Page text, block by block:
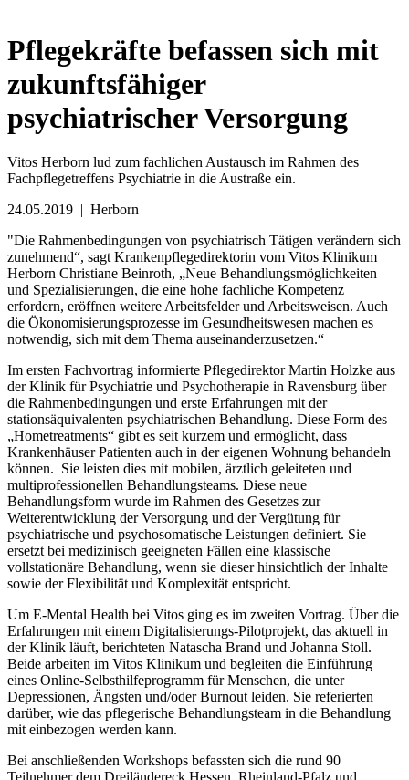
Pflegekräfte befassen sich mit
zukunftsfähiger
psychiatrischer Versorgung
Vitos Herborn lud zum fachlichen Austausch im Rahmen des
Fachpflegetreffens Psychiatrie in die Austraße ein.
24.05.2019 | Herborn
"Die Rahmenbedingungen von psychiatrisch Tätigen verändern sich
zunehmend“, sagt Krankenpflegedirektorin vom Vitos Klinikum
Herborn Christiane Beinroth, „Neue Behandlungsmöglichkeiten
und Spezialisierungen, die eine hohe fachliche Kompetenz
erfordern, eröffnen weitere Arbeitsfelder und Arbeitsweisen. Auch
die Ökonomisierungsprozesse im Gesundheitswesen machen es
notwendig, sich mit dem Thema auseinanderzusetzen.“
Im ersten Fachvortrag informierte Pflegedirektor Martin Holzke aus
der Klinik für Psychiatrie und Psychotherapie in Ravensburg über
die Rahmenbedingungen und erste Erfahrungen mit der
stationsäquivalenten psychiatrischen Behandlung. Diese Form des
„Hometreatments“ gibt es seit kurzem und ermöglicht, dass
Krankenhäuser Patienten auch in der eigenen Wohnung behandeln
können. Sie leisten dies mit mobilen, ärztlich geleiteten und
multiprofessionellen Behandlungsteams. Diese neue
Behandlungsform wurde im Rahmen des Gesetzes zur
Weiterentwicklung der Versorgung und der Vergütung für
psychiatrische und psychosomatische Leistungen definiert. Sie
ersetzt bei medizinisch geeigneten Fällen eine klassische
vollstationäre Behandlung, wenn sie dieser hinsichtlich der Inhalte
sowie der Flexibilität und Komplexität entspricht.
Um E-Mental Health bei Vitos ging es im zweiten Vortrag. Über die
Erfahrungen mit einem Digitalisierungs-Pilotprojekt, das aktuell in
der Klinik läuft, berichteten Natascha Brand und Johanna Stoll.
Beide arbeiten im Vitos Klinikum und begleiten die Einführung
eines Online-Selbsthilfeprogramm für Menschen, die unter
Depressionen, Ängsten und/oder Burnout leiden. Sie referierten
darüber, wie das pflegerische Behandlungsteam in die Behandlung
mit einbezogen werden kann.
Bei anschließenden Workshops befassten sich die rund 90